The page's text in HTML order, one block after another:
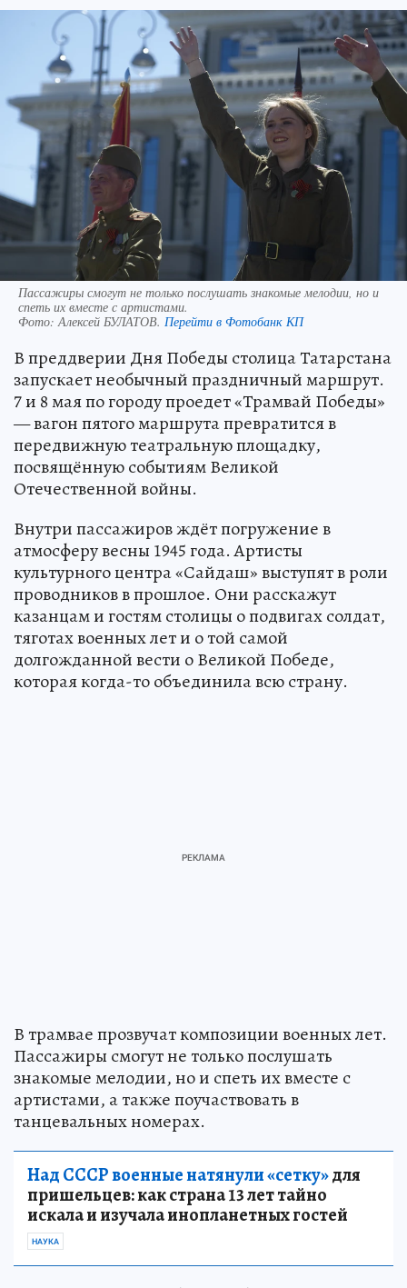
Пассажиры смогут не только послушать знакомые мелодии, но и
спеть их вместе с артистами.
Фото:Алексей БУЛАТОВ. Перейти в Фотобанк КП
В преддверии Дня Победы столица Татарстана
запускает необычный праздничный маршрут.
7 и 8 мая по городу проедет «Трамвай Победы»
— вагон пятого маршрута превратится в
передвижную театральную площадку,
посвящённую событиям Великой
Отечественной войны.
Внутри пассажиров ждёт погружение в
атмосферу весны 1945 года. Артисты
культурного центра «Сайдаш» выступят в роли
проводников в прошлое. Они расскажут
казанцам и гостям столицы о подвигах солдат,
тяготах военных лет и о той самой
долгожданной вести о Великой Победе,
которая когда-то объединила всю страну.
В трамвае прозвучат композиции военных лет.
Пассажиры смогут не только послушать
знакомые мелодии, но и спеть их вместе с
артистами, а также поучаствовать в
танцевальных номерах.
Над СССР военные натянули «сетку»для
пришельцев: как страна 13 лет тайно
искала и изучала инопланетных гостей
НАУКА